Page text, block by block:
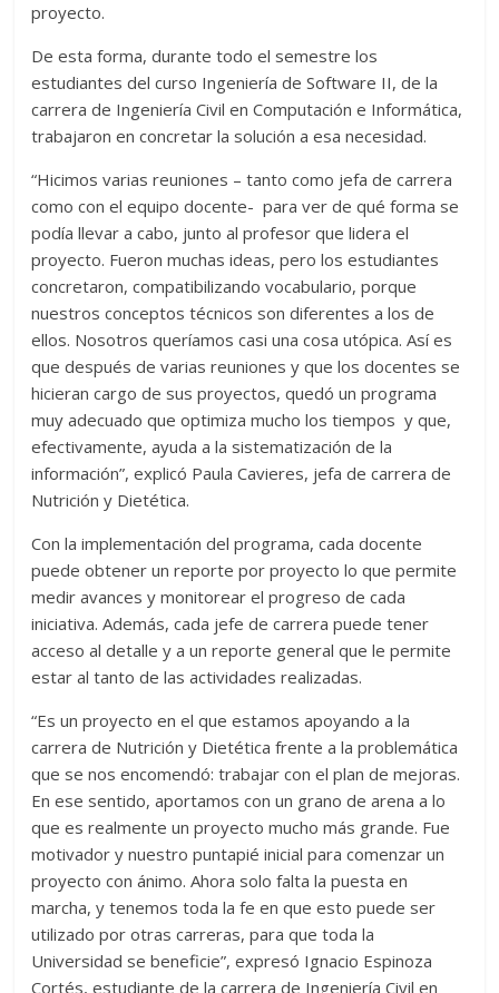
proyecto.
De esta forma, durante todo el semestre los
estudiantes del curso Ingeniería de Software II, de la
carrera de Ingeniería Civil en Computación e Informática,
trabajaron en concretar la solución a esa necesidad.
“Hicimos varias reuniones – tanto como jefa de carrera
como con el equipo docente- para ver de qué forma se
podía llevar a cabo, junto al profesor que lidera el
proyecto. Fueron muchas ideas, pero los estudiantes
concretaron, compatibilizando vocabulario, porque
nuestros conceptos técnicos son diferentes a los de
ellos. Nosotros queríamos casi una cosa utópica. Así es
que después de varias reuniones y que los docentes se
hicieran cargo de sus proyectos, quedó un programa
muy adecuado que optimiza mucho los tiempos y que,
efectivamente, ayuda a la sistematización de la
información”, explicó Paula Cavieres, jefa de carrera de
Nutrición y Dietética.
Con la implementación del programa, cada docente
puede obtener un reporte por proyecto lo que permite
medir avances y monitorear el progreso de cada
iniciativa. Además, cada jefe de carrera puede tener
acceso al detalle y a un reporte general que le permite
estar al tanto de las actividades realizadas.
“Es un proyecto en el que estamos apoyando a la
carrera de Nutrición y Dietética frente a la problemática
que se nos encomendó: trabajar con el plan de mejoras.
En ese sentido, aportamos con un grano de arena a lo
que es realmente un proyecto mucho más grande. Fue
motivador y nuestro puntapié inicial para comenzar un
proyecto con ánimo. Ahora solo falta la puesta en
marcha, y tenemos toda la fe en que esto puede ser
utilizado por otras carreras, para que toda la
Universidad se beneficie”, expresó Ignacio Espinoza
Cortés, estudiante de la carrera de Ingeniería Civil en